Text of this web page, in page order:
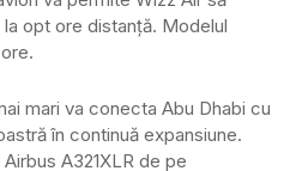
opt ore distanță. Modelul
mari va conecta Abu Dhabi cu
în continuă expansiune.
A321XLR de pe